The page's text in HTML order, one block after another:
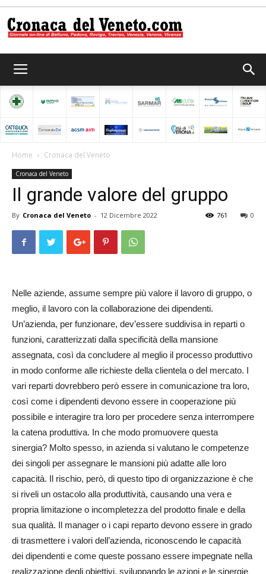
del
Home Cronaca del Veneto
Cronaca del Veneto
Il grande valore del gruppo
By Cronaca del Veneto - 12 Dicembre 2022 0
761
Nelle aziende, assume sempre più valore il lavoro di gruppo, o
meglio, il lavoro con la collaborazione dei dipendenti.
Un’azienda, per funzionare, dev’essere suddivisa in reparti o
funzioni, caratterizzati dalla specificità della mansione
assegnata, così da concludere al meglio il processo produttivo
in modo conforme alle richieste della clientela o del mercato. I
vari reparti dovrebbero però essere in comunicazione tra loro,
così come i dipendenti devono essere in cooperazione più
possibile e interagire tra loro per procedere senza interrompere
la catena produttiva. In che modo promuovere questa
sinergia? Molto spesso, in azienda si valutano le competenze
dei singoli per assegnare le mansioni più adatte alle loro
capacità. Il rischio, però, di questo tipo di organizzazione è che
si riveli un ostacolo alla produttività, causando una vera e
propria limitazione o incompletezza del prodotto finale e della
sua qualità. Il manager o i capi reparto devono essere in grado
di trasmettere i valori dell’azienda, riconoscendo le capacità
dei dipendenti e come queste possano essere impegnate nella
realizzazione degli obiettivi, sviluppando le azioni e le sinergie